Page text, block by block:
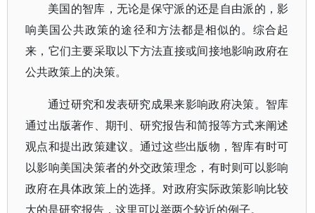
美国的智库，无论是保守派的还是自由派的，影
响美国公共政策的途径和方法都是相似的。综合起
来，它们主要采取以下方法直接或间接地影响政府在
公共政策上的决策。
通过研究和发表研究成果来影响政府决策。智库
通过出版著作、期刊、研究报告和简报等方式来阐述
观点和提出政策建议。通过这些出版物，智库有时可
以影响美国决策者的外交政策理念，有时则可以影响
政府在具体政策上的选择。对政府实际政策影响比较
大的是研究报告，这里可以举两个较近的例子。